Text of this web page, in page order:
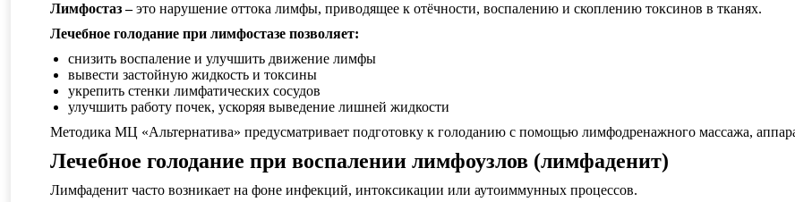
Лимфостаз –это нарушение оттока лимфы, приводящее к отёчности, воспалению и скоплению токсинов в тканях.
Лечебное голодание при лимфостазе позволяет:
снизить воспаление и улучшить движение лимфы
вывести застойную жидкость и токсины
укрепить стенки лимфатических сосудов
улучшить работу почек, ускоряя выведение лишней жидкости
Методика МЦ «Альтернатива» предусматривает подготовку к голоданию с помощью лимфодренажного массажа,
Лечебное голодание при воспалении лимфоузлов (лимфаденит)
Лимфаденит часто возникает на фоне инфекций, интоксикации или аутоиммунных процессов.